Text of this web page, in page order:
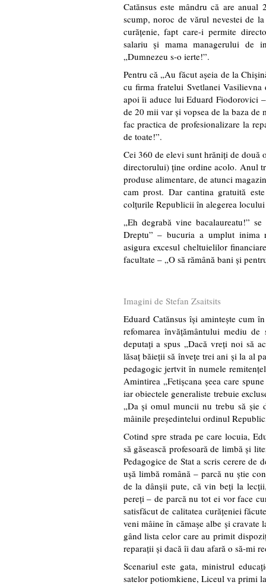
Catănsus este mândru că are
scump, noroc de vărul nevestei de
curăţenie, fapt care-i permite
salariu şi mama managerului de
„Dumnezeu s-o ierte!”.
Pentru că „Au făcut aşeia de la
cu firma fratelui Svetlanei
apoi îi aduce lui Eduard Fiodorovici
de 20 mii var şi vopsea de la baza
fac practica de profesionalizare la
de toate!”.
Cei 360 de elevi sunt hrăniţi de două
directorului) ţine ordine acolo. Anul
produse alimentare, de atunci
cam prost. Dar cantina gratuită
colţurile Republicii în alegerea
„Eh degrabă vine bacalaureatu!”
Dreptu” – bucuria a umplut inima
asigura excesul cheltuielilor
facultate – „O să rămână bani şi
Imagini de Stefan Zsaitsits
Eduard Catănsus îşi aminteşte cum
refomarea învăţământului mediu
deputaţi a spus „Dacă vreţi noi să
lăsaţ băieţii să înveţe trei ani şi la al
pedagogic jertvit în numele
Amintirea „Fetişcana şeea care
iar obiectele generaliste trebuie
„Da şi omul muncii nu trebu să şie
mâinile preşedintelui ordinul
Cotind spre strada pe care locuia,
să găsească profesoară de limbă şi
Pedagogice de Stat a scris cerere de
uşă limbă română – parcă nu ştie
de la dânşii pute, că vin beţi la
pereţi – de parcă nu tot ei vor face
satisfăcut de calitatea curăţeniei
veni mâine în cămaşe albe şi
gând lista celor care au primit
reparaţii şi dacă îi dau afară o să-mi
Scenariul este gata, ministrul
satelor potiomkiene, Liceul va primi